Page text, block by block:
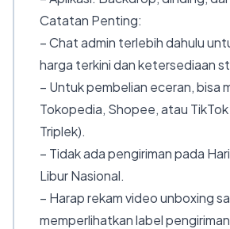
Catatan Penting:
– Chat admin terlebih dahulu
harga terkini dan ketersediaan
– Untuk pembelian eceran, bisa
Tokopedia, Shopee, atau
Triplek).
– Tidak ada pengiriman pada
Libur Nasional.
– Harap rekam video unboxing
memperlihatkan label